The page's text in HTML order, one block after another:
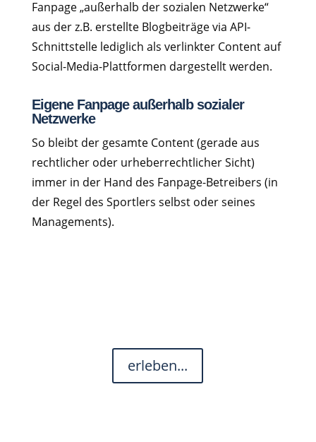
Fanpage „außerhalb der sozialen Netzwerke“
aus der z.B. erstellte Blogbeiträge via API-
Schnittstelle lediglich als verlinkter Content auf
Social-Media-Plattformen dargestellt werden.
Eigene Fanpage außerhalb sozialer
Netzwerke
So bleibt der gesamte Content (gerade aus
rechtlicher oder urheberrechtlicher Sicht)
immer in der Hand des Fanpage-Betreibers (in
der Regel des Sportlers selbst oder seines
Managements).
erleben...